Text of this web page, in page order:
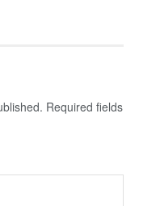
Required fields